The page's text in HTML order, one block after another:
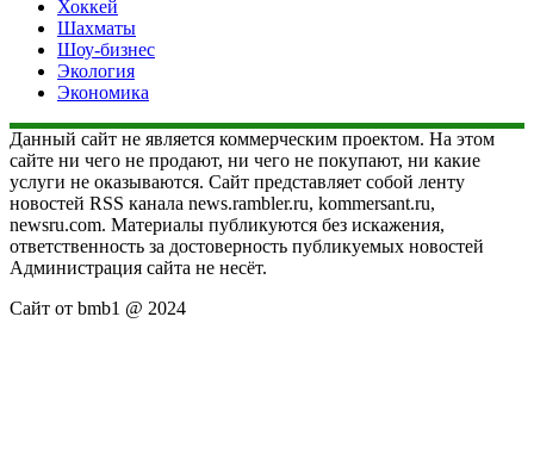
Хоккей
Шахматы
Шоу-бизнес
Экология
Экономика
Данный сайт не является коммерческим проектом. На этом
сайте ни чего не продают, ни чего не покупают, ни какие
услуги не оказываются. Сайт представляет собой ленту
новостей RSS канала news.rambler.ru, kommersant.ru,
newsru.com. Материалы публикуются без искажения,
ответственность за достоверность публикуемых новостей
Администрация сайта не несёт.
Сайт от bmb1 @ 2024